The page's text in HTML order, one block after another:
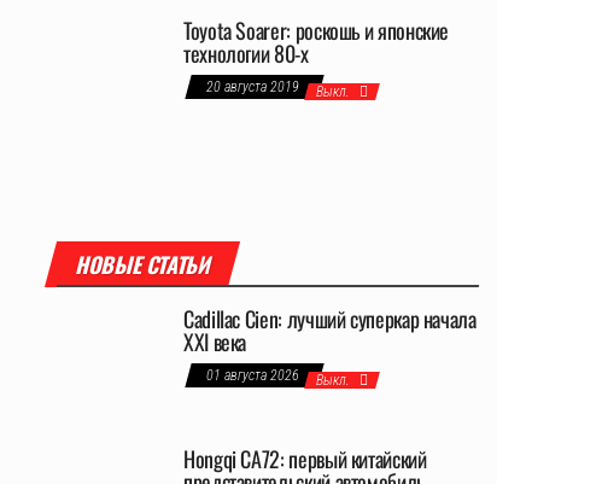
Toyota Soarer: роскошь и японские
технологии 80-х
20 августа 2019 Выкл.
НОВЫЕ СТАТЬИ
Cadillac Cien: лучший суперкар начала
XXI века
01 августа 2026 Выкл.
Hongqi CA72: первый китайский